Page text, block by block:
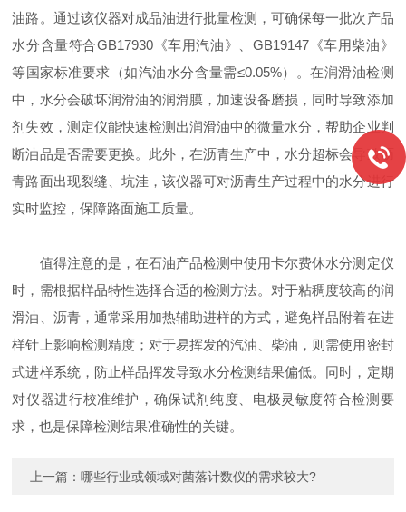
油路。通过该仪器对成品油进行批量检测，可确保每一批次产品
水分含量符合GB17930《车用汽油》、GB19147《车用柴油》
等国家标准要求（如汽油水分含量需≤0.05%）。在润滑油检测
中，水分会破坏润滑油的润滑膜，加速设备磨损，同时导致添加
剂失效，测定仪能快速检测出润滑油中的微量水分，帮助企业判
断油品是否需要更换。此外，在沥青生产中，水分超标会导致沥
青路面出现裂缝、坑洼，该仪器可对沥青生产过程中的水分进行
实时监控，保障路面施工质量。
值得注意的是，在石油产品检测中使用卡尔费休水分测定仪
时，需根据样品特性选择合适的检测方法。对于粘稠度较高的润
滑油、沥青，通常采用加热辅助进样的方式，避免样品附着在进
样针上影响检测精度；对于易挥发的汽油、柴油，则需使用密封
式进样系统，防止样品挥发导致水分检测结果偏低。同时，定期
对仪器进行校准维护，确保试剂纯度、电极灵敏度符合检测要
求，也是保障检测结果准确性的关键。
上一篇：哪些行业或领域对菌落计数仪的需求较大?